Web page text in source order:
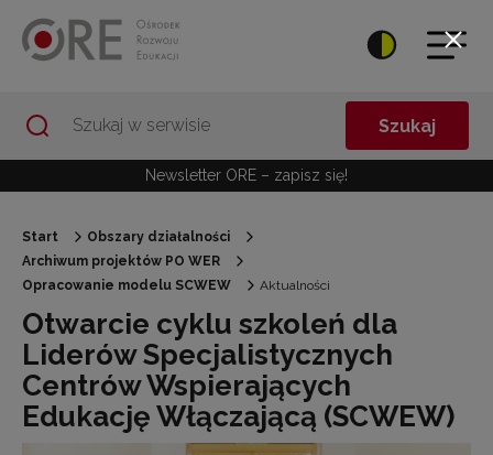
Szukaj
Newsletter ORE – zapisz się!
Start
Obszary działalności
Archiwum projektów PO WER
Opracowanie modelu SCWEW
Aktualności
Otwarcie cyklu szkoleń dla
Liderów Specjalistycznych
Centrów Wspierających
Edukację Włączającą (SCWEW)